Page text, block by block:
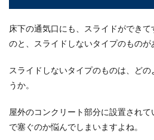
床下の通気口にも、スライドができ
のと、スライドしないタイプのものが
スライドしないタイプのものは、ど
うか。
屋外のコンクリート部分に設置され
で塞ぐのか悩んでしまいますよね。